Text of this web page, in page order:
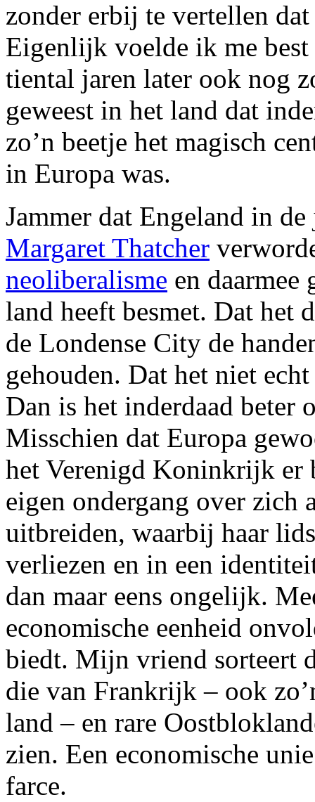
zonder erbij te vertellen
Eigenlijk voelde ik me
tiental jaren later ook nog
geweest in het land dat
zo’n beetje het magisch
in Europa was.
Jammer dat Engeland in
Margaret Thatcher
neoliberalisme en daarmee
land heeft besmet. Dat het
de Londense City de
gehouden. Dat het niet
Dan is het inderdaad beter
Misschien dat Europa
het Verenigd Koninkrijk er
eigen ondergang over zich
uitbreiden, waarbij haar
verliezen en in een
dan maar eens ongelijk.
economische eenheid
biedt. Mijn vriend sorteert
die van Frankrijk – ook
land – en rare
zien. Een economische
farce.